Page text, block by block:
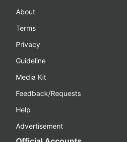
About
Terms
Privacy
Guideline
Media Kit
Feedback/Requests
Help
Advertisement